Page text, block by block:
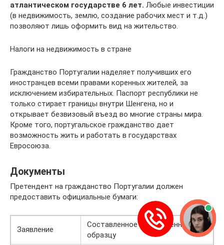
атлантическом государстве 6 лет. Любые инвестиции
(в недвижимость, землю, создание рабочих мест и т.д.)
позволяют лишь оформить вид на жительство.
Налоги на недвижимость в стране
Гражданство Португалии наделяет получивших его
иностранцев всеми правами коренных жителей, за
исключением избирательных. Паспорт республики не
только стирает границы внутри Шенгена, но и
открывает безвизовый въезд во многие страны мира.
Кроме того, португальское гражданство дает
возможность жить и работать в государствах
Евросоюза.
Документы
Претендент на гражданство Португалии должен
предоставить официальные бумаги:
Заявление
Составленное и заполненное по
образцу